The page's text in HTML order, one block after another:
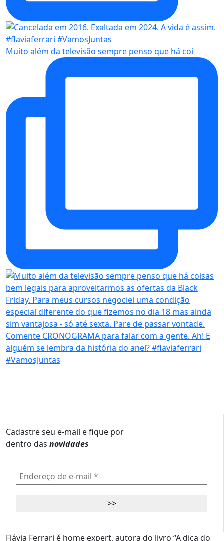
Muito além da televisão sempre penso que há coi
Cadastre seu e-mail e fique por
dentro das novidades
Flávia Ferrari é home expert, autora do livro “A dica do